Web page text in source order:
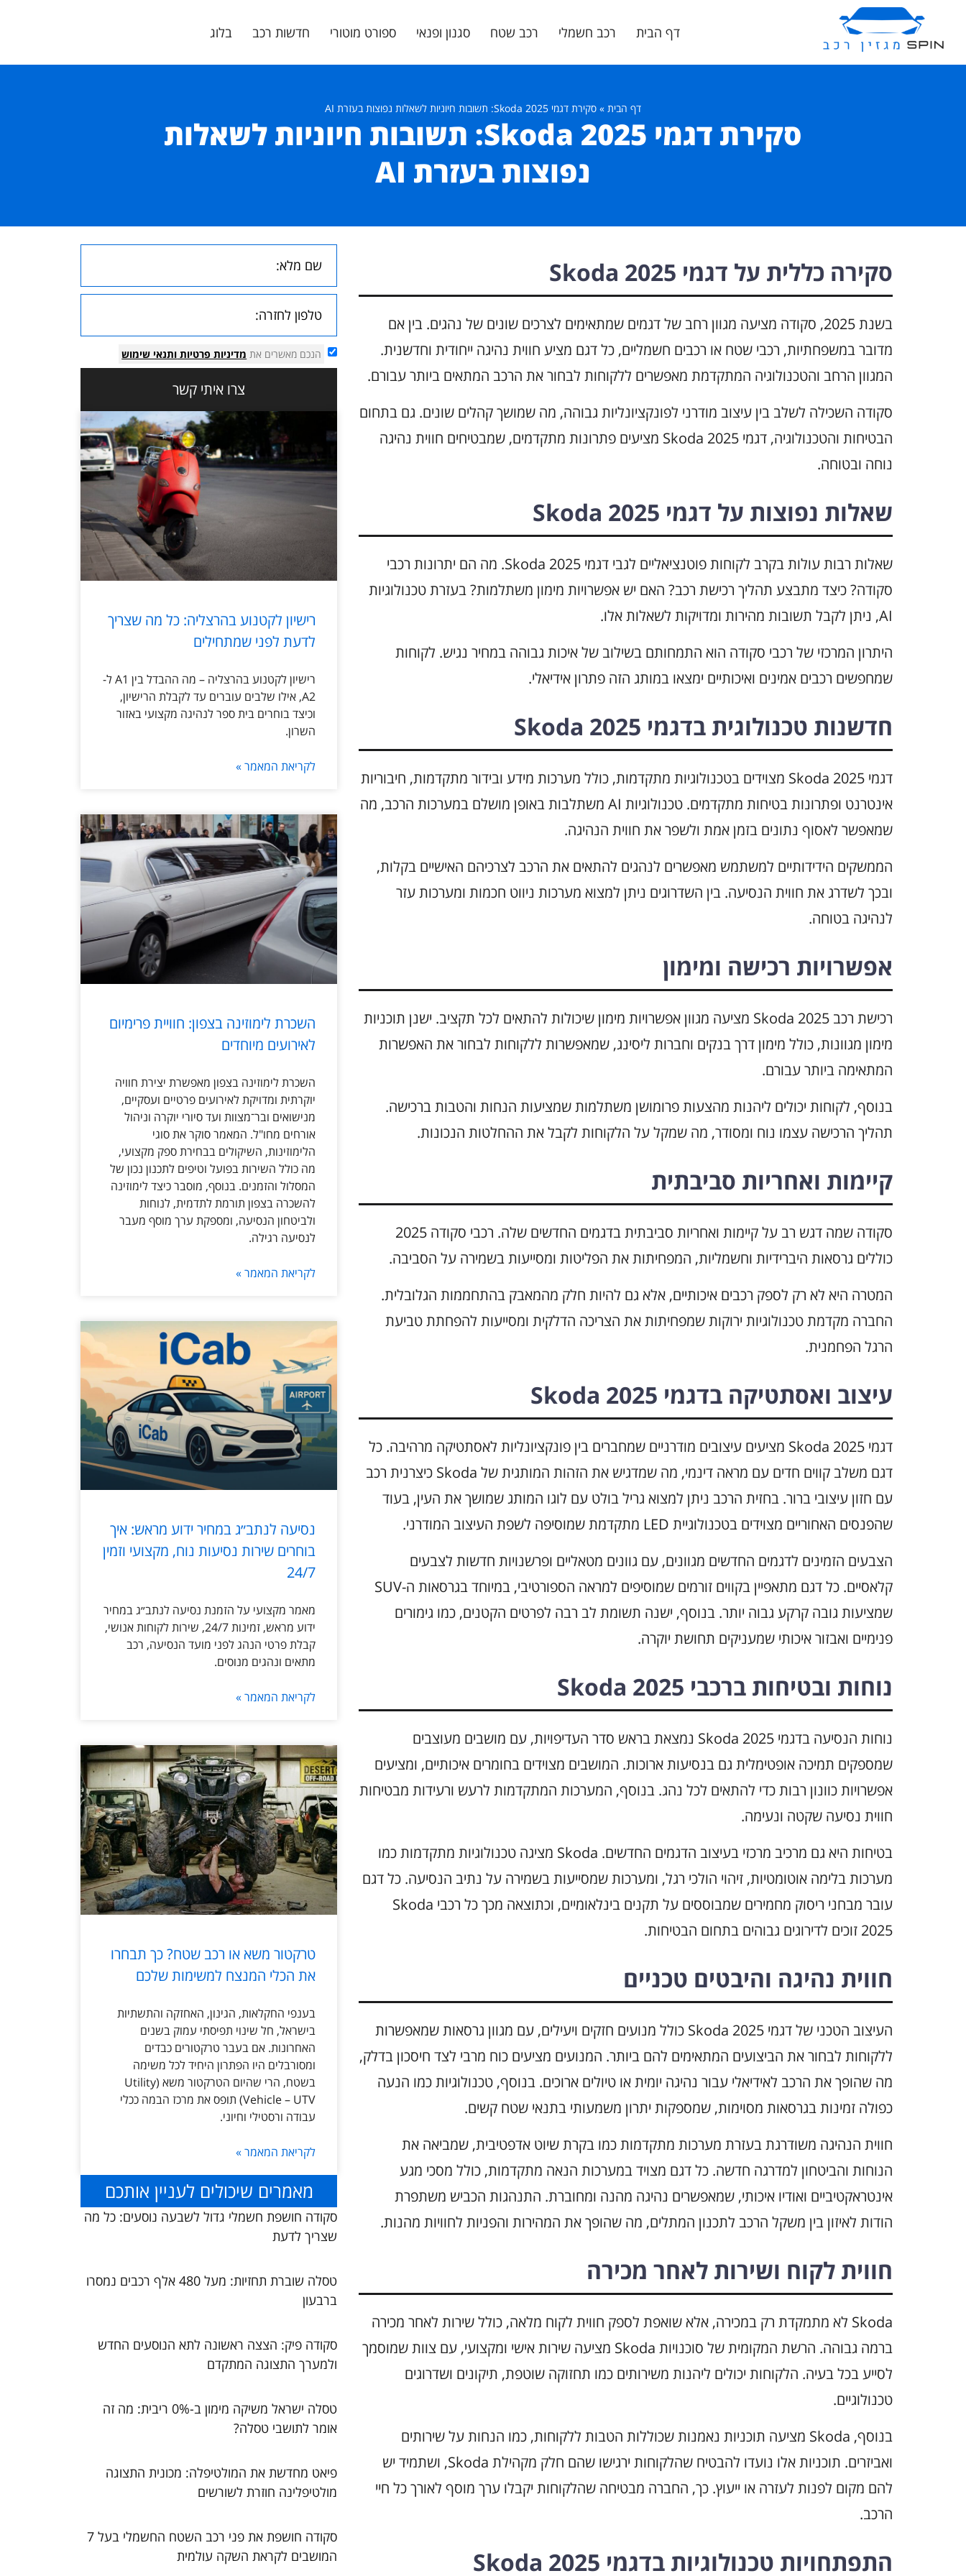
דף הבית רכב חשמלי רכב שטח סגנון ופנאי ספורט מוטורי חדשות רכב בלוג
דף הבית » סקירת דגמי Skoda 2025: תשובות חיוניות לשאלות נפוצות בעזרת AI
סקירת דגמי Skoda 2025: תשובות חיוניות לשאלות
נפוצות בעזרת AI
סקירה כללית על דגמי Skoda 2025
בשנת 2025, סקודה מציעה מגוון רחב של דגמים שמתאימים לצרכים שונים של נהגים. בין אם
מדובר במשפחתיות, רכבי שטח או רכבים חשמליים, כל דגם מציע חווית נהיגה ייחודית וחדשנית.
המגוון הרחב והטכנולוגיה המתקדמת מאפשרים ללקוחות לבחור את הרכב המתאים ביותר עבורם.
סקודה השכילה לשלב בין עיצוב מודרני לפונקציונליות גבוהה, מה שמושך קהלים שונים. גם בתחום
הבטיחות והטכנולוגיה, דגמי Skoda 2025 מציעים פתרונות מתקדמים, שמבטיחים חווית נהיגה
נוחה ובטוחה.
שאלות נפוצות על דגמי Skoda 2025
שאלות רבות עולות בקרב לקוחות פוטנציאליים לגבי דגמי Skoda 2025. מה הם יתרונות רכבי
סקודה? כיצד מתבצע תהליך רכישת רכב? האם יש אפשרויות מימון משתלמות? בעזרת טכנולוגיות
AI, ניתן לקבל תשובות מהירות ומדויקות לשאלות אלו.
היתרון המרכזי של רכבי סקודה הוא התמחותם בשילוב של איכות גבוהה במחיר נגיש. לקוחות
שמחפשים רכבים אמינים ואיכותיים ימצאו במותג הזה פתרון אידיאלי.
חדשנות טכנולוגית בדגמי Skoda 2025
דגמי Skoda 2025 מצוידים בטכנולוגיות מתקדמות, כולל מערכות מידע ובידור מתקדמות, חיבוריות
אינטרנט ופתרונות בטיחות מתקדמים. טכנולוגיות AI משתלבות באופן מושלם במערכות הרכב, מה
שמאפשר לאסוף נתונים בזמן אמת ולשפר את חווית הנהיגה.
הממשקים הידידותיים למשתמש מאפשרים לנהגים להתאים את הרכב לצרכיהם האישיים בקלות,
ובכך לשדרג את חווית הנסיעה. בין השדרוגים ניתן למצוא מערכות ניווט חכמות ומערכות עזר
לנהיגה בטוחה.
אפשרויות רכישה ומימון
רכישת רכב Skoda 2025 מציעה מגוון אפשרויות מימון שיכולות להתאים לכל תקציב. ישנן תוכניות
מימון מגוונות, כולל מימון דרך בנקים וחברות ליסינג, שמאפשרות ללקוחות לבחור את האפשרות
המתאימה ביותר עבורם.
בנוסף, לקוחות יכולים ליהנות מהצעות פרומושן משתלמות שמציעות הנחות והטבות ברכישה.
תהליך הרכישה עצמו נוח ומסודר, מה שמקל על הלקוחות לקבל את ההחלטות הנכונות.
קיימות ואחריות סביבתית
סקודה שמה דגש רב על קיימות ואחריות סביבתית בדגמים החדשים שלה. רכבי סקודה 2025
כוללים גרסאות היברידיות וחשמליות, המפחיתות את הפליטות ומסייעות בשמירה על הסביבה.
המטרה היא לא רק לספק רכבים איכותיים, אלא גם להיות חלק מהמאבק בהתחממות הגלובלית.
החברה מקדמת טכנולוגיות ירוקות שמפחיתות את הצריכה הדלקית ומסייעות להפחתת טביעת
הרגל הפחמנית.
עיצוב ואסתטיקה בדגמי Skoda 2025
דגמי Skoda 2025 מציעים עיצובים מודרניים שמחברים בין פונקציונליות לאסתטיקה מרהיבה. כל
דגם משלב קווים חדים עם מראה דינמי, מה שמדגיש את הזהות המותגית של Skoda כיצרנית רכב
עם חזון עיצובי ברור. בחזית הרכב ניתן למצוא גריל בולט עם לוגו המותג שמושך את העין, בעוד
שהפנסים האחוריים מצוידים בטכנולוגיית LED מתקדמת שמוסיפה לשפת העיצוב המודרני.
הצבעים הזמינים לדגמים החדשים מגוונים, עם גוונים מטאליים ופרשנויות חדשות לצבעים
קלאסיים. כל דגם מתאפיין בקווים זורמים שמוסיפים למראה הספורטיבי, במיוחד בגרסאות ה-SUV
שמציעות גובה קרקע גבוה יותר. בנוסף, ישנה תשומת לב רבה לפרטים הקטנים, כמו גימורים
פנימיים ואבזור איכותי שמעניקים תחושת יוקרה.
נוחות ובטיחות ברכבי Skoda 2025
נוחות הנסיעה בדגמי Skoda 2025 נמצאת בראש סדר העדיפויות, עם מושבים מעוצבים
שמספקים תמיכה אופטימלית גם בנסיעות ארוכות. המושבים מצוידים בחומרים איכותיים, ומציעים
אפשרויות כוונון רבות כדי להתאים לכל נהג. בנוסף, המערכות המתקדמות לרעש ורעידות מבטיחות
חווית נסיעה שקטה ונעימה.
בטיחות היא גם מרכיב מרכזי בעיצוב הדגמים החדשים. Skoda מציגה טכנולוגיות מתקדמות כמו
מערכות בלימה אוטומטיות, זיהוי הולכי רגל, ומערכות שמסייעות בשמירה על נתיב הנסיעה. כל דגם
עובר מבחני ריסוק מחמירים שמבוססים על תקנים בינלאומיים, וכתוצאה מכך כל רכבי Skoda
2025 זוכים לדירוגים גבוהים בתחום הבטיחות.
חווית נהיגה והיבטים טכניים
העיצוב הטכני של דגמי Skoda 2025 כולל מנועים חזקים ויעילים, עם מגוון גרסאות שמאפשרות
ללקוחות לבחור את הביצועים המתאימים להם ביותר. המנועים מציעים כוח מרבי לצד חיסכון בדלק,
מה שהופך את הרכב לאידיאלי עבור נהיגה יומית או טיולים ארוכים. בנוסף, טכנולוגיות כמו הנעה
כפולה זמינות בגרסאות מסוימות, שמספקות יתרון משמעותי בתנאי שטח קשים.
חווית הנהיגה משודרגת בעזרת מערכות מתקדמות כמו בקרת שיוט אדפטיבית, שמביאה את
הנוחות והביטחון למדרגה חדשה. כל דגם מצויד במערכות הנאה מתקדמות, כולל מסכי מגע
אינטראקטיביים ואודיו איכותי, שמאפשרים נהיגה מהנה ומחוברת. התנהגות הכביש משתפרת
הודות לאיזון בין משקל הרכב לתכנון המתלים, מה שהופך את המהירות והפניות לחוויות מהנות.
חווית לקוח ושירות לאחר מכירה
Skoda לא מתמקדת רק במכירה, אלא שואפת לספק חווית לקוח מלאה, כולל שירות לאחר מכירה
ברמה גבוהה. הרשת המקומית של סוכנויות Skoda מציעה שירות אישי ומקצועי, עם צוות שמוסמך
לסייע בכל בעיה. הלקוחות יכולים ליהנות משירותים כמו תחזוקה שוטפת, תיקונים ושדרוגים
טכנולוגיים.
בנוסף, Skoda מציעה תוכניות נאמנות שכוללות הטבות ללקוחות, כמו הנחות על שירותים
ואביזרים. תוכניות אלו נועדו להבטיח שהלקוחות ירגישו שהם חלק מקהילת Skoda, ושתמיד יש
להם מקום לפנות לעזרה או ייעוץ. כך, החברה מבטיחה שהלקוחות יקבלו ערך מוסף לאורך כל חיי
הרכב.
התפתחויות טכנולוגיות בדגמי Skoda 2025
הנכם מאשרים את מדיניות פרטיות ותנאי שימוש
צרו איתי קשר
רישיון לקטנוע בהרצליה: כל מה שצריך
לדעת לפני שמתחילים
רישיון לקטנוע בהרצליה – מה ההבדל בין A1 ל-
A2, אילו שלבים עוברים עד לקבלת הרישיון,
וכיצד בוחרים בית ספר לנהיגה מקצועי באזור
השרון.
לקריאת המאמר »
השכרת לימוזינה בצפון: חוויית פרימיום
לאירועים מיוחדים
השכרת לימוזינה בצפון מאפשרת יצירת חוויה
יוקרתית ומדויקת לאירועים פרטיים ועסקיים,
מנישואים ובר־מצוות ועד סיורי יוקרה וניהול
אורחים מחו"ל. המאמר סוקר את סוגי
הלימוזינות, השיקולים בבחירת ספק מקצועי,
מה כולל השירות בפועל וטיפים לתכנון נכון של
המסלול והזמנים. בנוסף, מוסבר כיצד לימוזינה
להשכרה בצפון תורמת לתדמית, לנוחות
ולביטחון הנסיעה, ומספקת ערך מוסף מעבר
לנסיעה רגילה.
לקריאת המאמר »
נסיעה לנתב״ג במחיר ידוע מראש: איך
בוחרים שירות נסיעות נוח, מקצועי וזמין
24/7
מאמר מקצועי על הזמנת נסיעה לנתב״ג במחיר
ידוע מראש, זמינות 24/7, שירות לקוחות אנושי,
קבלת פרטי הנהג לפני מועד הנסיעה, רכב
מתאים ונהגים מנוסים.
לקריאת המאמר »
טרקטור משא או רכב שטח? כך תבחרו
את הכלי המנצח למשימות שלכם
בענפי החקלאות, הגינון, האחזקה והתשתיות
בישראל, חל שינוי תפיסתי עמוק בשנים
האחרונות. אם בעבר טרקטורים כבדים
ומסורבלים היו הפתרון היחיד לכל משימה
בשטח, הרי שהיום הטרקטור משא (Utility
Vehicle – UTV) תופס את מרכז הבמה ככלי
עבודה ורסטילי וחיוני.
לקריאת המאמר »
מאמרים שיכולים לעניין אותכם
סקודה חושפת חשמלי גדול לשבעה נוסעים: כל מה
שצריך לדעת
טסלה שוברת תחזיות: מעל 480 אלף רכבים נמסרו
ברבעון
סקודה פיק: הצצה ראשונה לתא הנוסעים החדש
ולמערך התצוגה המתקדם
טסלה ישראל משיקה מימון ב-0% ריבית: מה זה
אומר לתושבי טסלה?
פיאט מחדשת את המולטיפלה: מכונית התצוגה
מולטיפלינה חוזרת לשורשים
סקודה חושפת את פני רכב השטח החשמלי בעל 7
המושבים לקראת השקה עולמית